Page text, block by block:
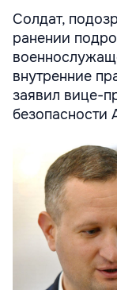
Солдат,
ранении
внутренние
заявил вице-
безопасности